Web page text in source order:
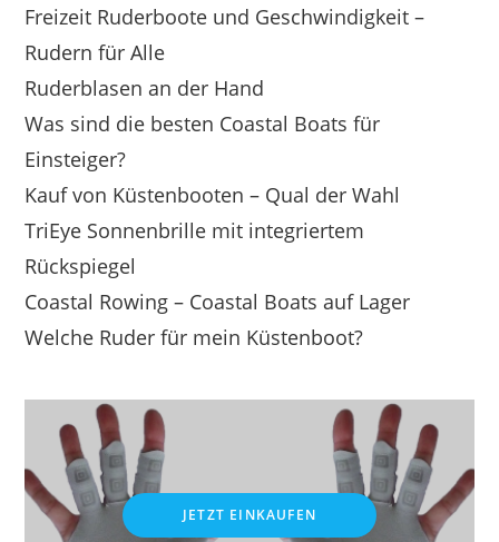
Freizeit Ruderboote und Geschwindigkeit –
Rudern für Alle
Ruderblasen an der Hand
Was sind die besten Coastal Boats für
Einsteiger?
Kauf von Küstenbooten – Qual der Wahl
TriEye Sonnenbrille mit integriertem
Rückspiegel
Coastal Rowing – Coastal Boats auf Lager
Welche Ruder für mein Küstenboot?
JETZT EINKAUFEN